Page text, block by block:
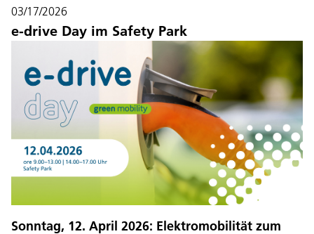
03/17/2026
e-drive Day im Safety Park
Sonntag, 12. April 2026: Elektromobilität zum